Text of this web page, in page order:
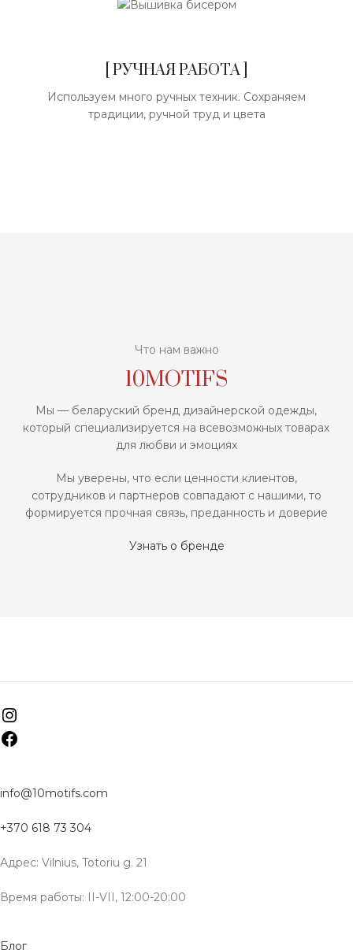
[ РУЧНАЯ РАБОТА ]
Используем много ручных техник. Сохраняем
традиции, ручной труд и цвета
Что нам важно
10MOTIFS
Мы — беларуский бренд дизайнерской одежды,
который специализируется на всевозможных товарах
для любви и эмоциях
Мы уверены, что если ценности клиентов,
сотрудников и партнеров совпадают с нашими, то
формируется прочная связь, преданность и доверие
Узнать о бренде
info@10motifs.com
+370 618 73 304
Адрес: Vilnius, Totoriu g. 21
Время работы: II-VII, 12:00-20:00
Блог